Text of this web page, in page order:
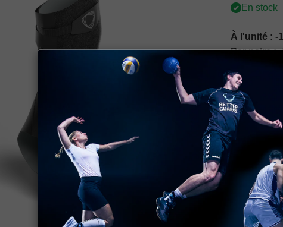
En stock
À l'unité : -
Par paire :
Couleur:
Noir
Taille:
Pied:
Gauche